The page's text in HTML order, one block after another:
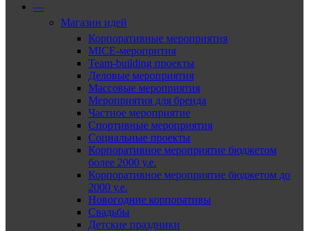
—
Магазин идей
Корпоративные мероприятия
MICE-меропрития
Team-building проекты
Деловые мероприятия
Массовые мероприятия
Мероприятия для бренда
Частное мероприятие
Спортивные мероприятия
Социальные проекты
Корпоративное мероприятие бюджетом
более 2000 у.е.
Корпоративное мероприятие бюджетом до
2000 у.е.
Новогодние корпоративы
Свадьбы
Детские праздники